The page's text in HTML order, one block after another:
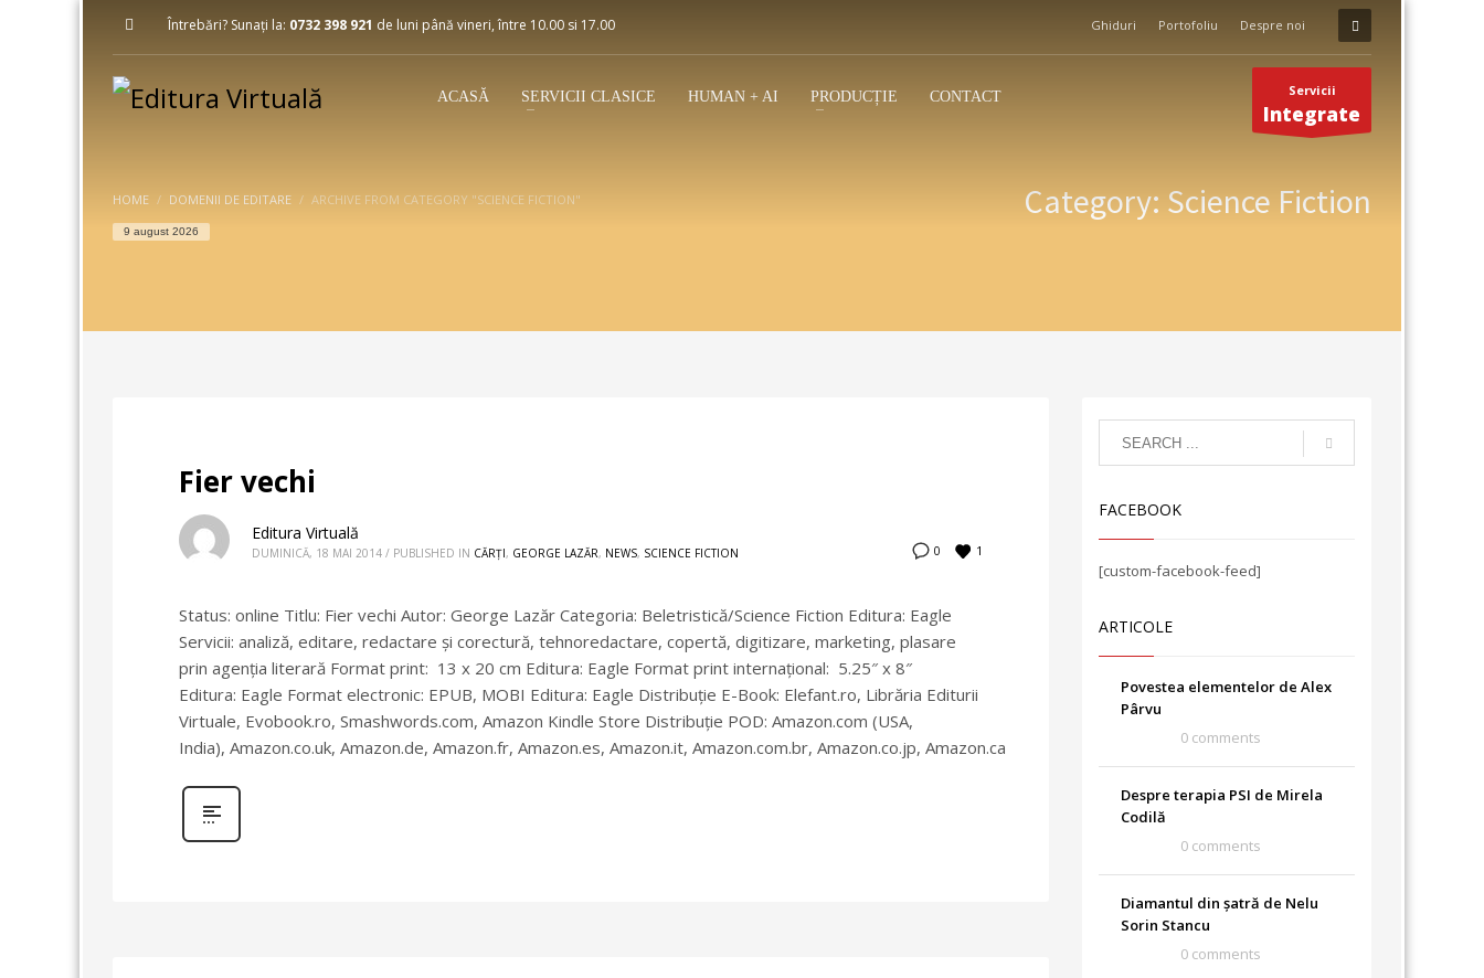
Întrebări? Sunați la: 0732 398 921 de luni până vineri, între 10.00 si 17.00 Ghiduri Portofoliu Despre noi
ACASĂ SERVICII CLASICE HUMAN + AI PRODUCȚIE CONTACT Servicii
Integrate
HOME DOMENII DE EDITARE ARCHIVE FROM CATEGORY "SCIENCE FICTION"
9 august 2026
Category: Science Fiction
Fier vechi
0 1
Editura Virtuală
DUMINICĂ, 18 MAI 2014 / PUBLISHED IN CĂRȚI, GEORGE LAZĂR, NEWS, SCIENCE FICTION
Status: online Titlu: Fier vechi Autor: George Lazăr Categoria: Beletristică/Science Fiction Editura: Eagle
Servicii: analiză, editare, redactare şi corectură, tehnoredactare, copertă, digitizare, marketing, plasare
prin agenţia literară Format print: 13 x 20 cm Editura: Eagle Format print internațional: 5.25″ x 8″
Editura: Eagle Format electronic: EPUB, MOBI Editura: Eagle Distribuție E-Book: Elefant.ro, Librăria Editurii
Virtuale, Evobook.ro, Smashwords.com, Amazon Kindle Store Distribuție POD: Amazon.com (USA,
India), Amazon.co.uk, Amazon.de, Amazon.fr, Amazon.es, Amazon.it, Amazon.com.br, Amazon.co.jp, Amazon.ca
FACEBOOK
[custom-facebook-feed]
ARTICOLE
Povestea elementelor de Alex
Pârvu
0 comments
Despre terapia PSI de Mirela
Codilă
0 comments
Diamantul din șatră de Nelu
Sorin Stancu
0 comments